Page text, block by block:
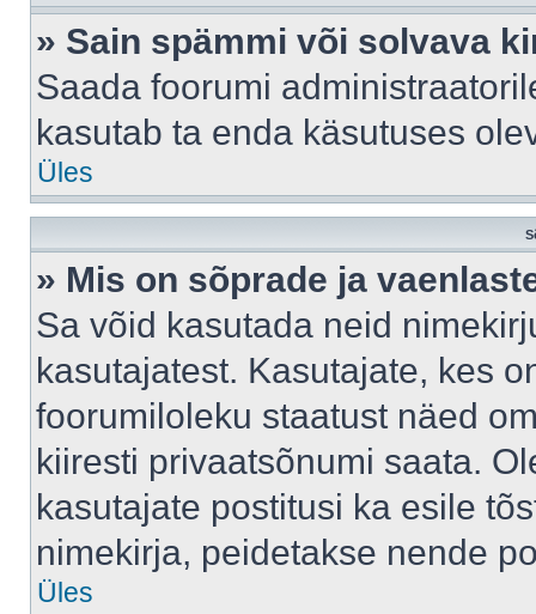
» Sain spämmi või solvava
Saada foorumi
kasutab ta enda käsutuses
Üles
» Mis on sõprade ja
Sa võid kasutada neid
kasutajatest. Kasutajate, kes
foorumiloleku staatust näed
kiiresti privaatsõnumi saata.
kasutajate postitusi ka esile
nimekirja, peidetakse nende
Üles